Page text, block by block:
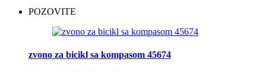
POZOVITE
zvono za bicikl sa kompasom 45674